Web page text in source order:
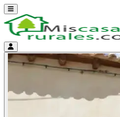
Abrir menú
Menú de cuenta